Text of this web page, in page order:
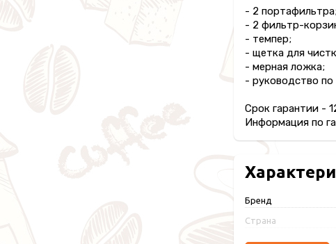
- 2
- 2 фильтр-
- темпер;
- щетка для
- мерная ложка;
- руководство по
Срок гарантии -
Информация по
Бренд
Страна